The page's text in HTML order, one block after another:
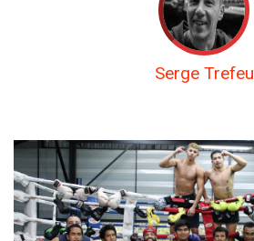
Serge Trefeu